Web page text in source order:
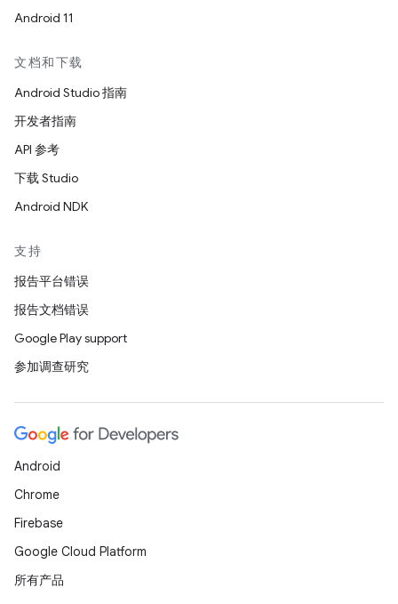
Android 11
文档和下载
Android Studio 指南
开发者指南
API 参考
下载 Studio
Android NDK
支持
报告平台错误
报告文档错误
Google Play support
参加调查研究
Android
Chrome
Firebase
Google Cloud Platform
所有产品